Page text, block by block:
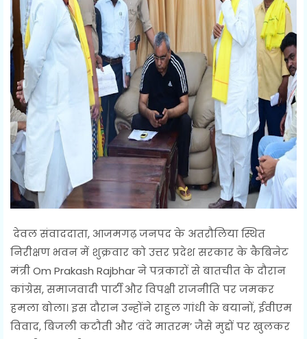
देवल संवाददाता, आजमगढ़ जनपद के अतरौलिया स्थित
निरीक्षण भवन में शुक्रवार को उत्तर प्रदेश सरकार के कैबिनेट
मंत्री Om Prakash Rajbhar ने पत्रकारों से बातचीत के दौरान
कांग्रेस, समाजवादी पार्टी और विपक्षी राजनीति पर जमकर
हमला बोला। इस दौरान उन्होंने राहुल गांधी के बयानों, ईवीएम
विवाद, बिजली कटौती और ‘वंदे मातरम’ जैसे मुद्दों पर खुलकर